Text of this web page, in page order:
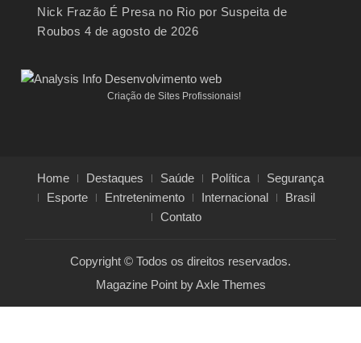
Nick Frazão É Presa no Rio por Suspeita de
Roubos 4 de agosto de 2026
Criação de Sites Profissionais!
Home Destaques Saúde Política
Segurança
Esporte
Entretenimento Internacional
Brasil
Contato
Copyright © Todos os direitos reservados.
Magazine Point byAxle Themes